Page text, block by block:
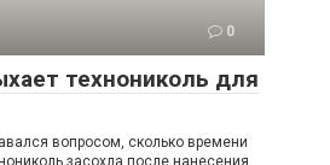
0
технониколь для
вопросом, сколько времени